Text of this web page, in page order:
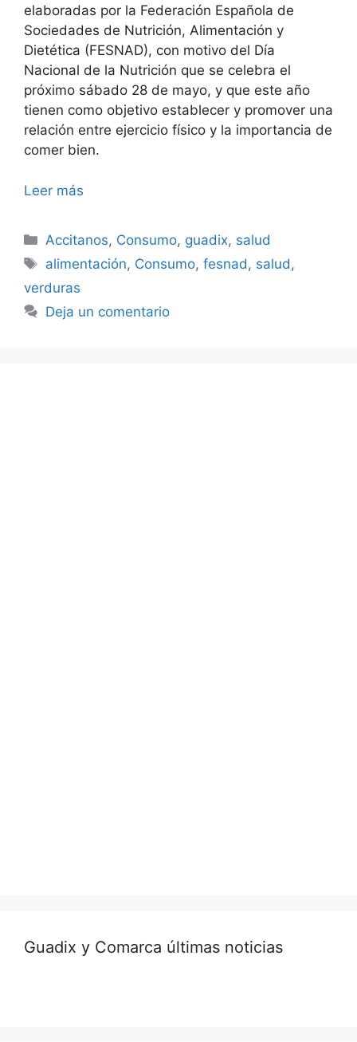
elaboradas por la Federación Española de
Sociedades de Nutrición, Alimentación y
Dietética (FESNAD), con motivo del Día
Nacional de la Nutrición que se celebra el
próximo sábado 28 de mayo, y que este año
tienen como objetivo establecer y promover una
relación entre ejercicio físico y la importancia de
comer bien.
Leer más
Categorías
Accitanos, Consumo, guadix, salud
Etiquetas
alimentación, Consumo,fesnad , salud ,
verduras
Deja un comentario
Guadix y Comarca últimas noticias